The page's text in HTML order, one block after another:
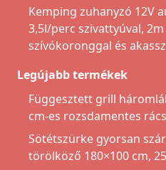
Kemping zuhanyzó 12V
3,5l/perc szivattyúval,
szívókoronggal és
Legújabb termékek
Függesztett grill
cm-es rozsdamentes
Sötétszürke gyorsan
törölköző 180×100 cm,